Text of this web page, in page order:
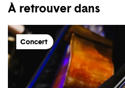
À retrouver dans
Concert